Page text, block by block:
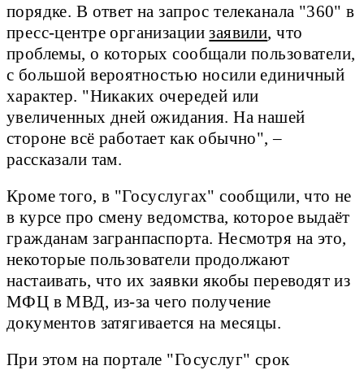
порядке. В ответ на запрос телеканала "360" в
пресс-центре организациизаявили, что
проблемы, о которых сообщали пользователи,
с большой вероятностью носили единичный
характер. "Никаких очередей или
увеличенных дней ожидания. На нашей
стороне всё работает как обычно", –
рассказали там.
Кроме того, в "Госуслугах" сообщили, что не
в курсе про смену ведомства, которое выдаёт
гражданам загранпаспорта. Несмотря на это,
некоторые пользователи продолжают
настаивать, что их заявки якобы переводят из
МФЦ в МВД, из-за чего получение
документов затягивается на месяцы.
При этом на портале "Госуслуг" срок